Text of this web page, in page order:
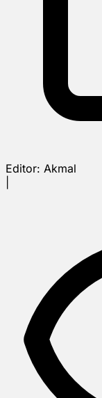
Editor: Akmal